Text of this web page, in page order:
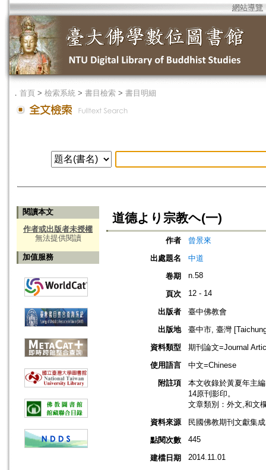
網站導覽
． 首頁 > 檢索系統 > 書目檢索 > 書目明細
閱讀本文
作者或出版者未授權
無法提供閱讀
加值服務
道德より宗教ヘ(一)
作者
曾景來
出處題名
中道
卷期
n.58
頁次 12 - 14
出版者
臺中佛教會
出版地
臺中市, 臺灣
資料類型
期刊論文=Journal
使用語言
中文=Chinese
附註項
本文收錄於黃夏年主
14原刊影印。
文章類別：外文,和文
資料來源
民國佛教期刊文獻集
點閱次數
445
建檔日期 2014.11.01